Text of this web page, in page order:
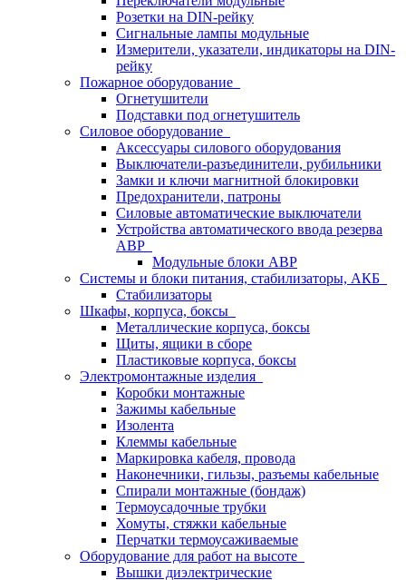
Розетки на DIN-рейку
Сигнальные лампы модульные
Измерители, указатели, индикаторы на DIN-
рейку
Пожарное оборудование
Огнетушители
Подставки под огнетушитель
Силовое оборудование
Аксессуары силового оборудования
Выключатели-разъединители, рубильники
Замки и ключи магнитной блокировки
Предохранители, патроны
Силовые автоматические выключатели
Устройства автоматического ввода резерва
АВР
Модульные блоки АВР
Системы и блоки питания, стабилизаторы, АКБ
Стабилизаторы
Шкафы, корпуса, боксы
Металлические корпуса, боксы
Щиты, ящики в сборе
Пластиковые корпуса, боксы
Электромонтажные изделия
Коробки монтажные
Зажимы кабельные
Изолента
Клеммы кабельные
Маркировка кабеля, провода
Наконечники, гильзы, разъемы кабельные
Спирали монтажные (бондаж)
Термоусадочные трубки
Хомуты, стяжки кабельные
Перчатки термоусаживаемые
Оборудование для работ на высоте
Вышки диэлектрические